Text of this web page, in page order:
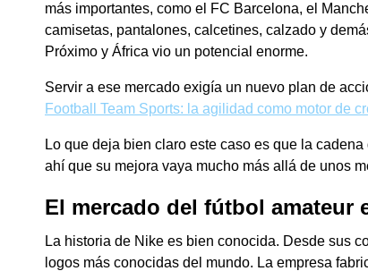
más importantes, como el FC Barcelona, el
camisetas, pantalones, calcetines, calzado y
Próximo y África vio un potencial enorme.
Servir a ese mercado exigía un nuevo plan de
Football Team Sports: la agilidad como motor de
Lo que deja bien claro este caso es que la
ahí que su mejora vaya mucho más allá de unos
El mercado del fútbol amateur
La historia de Nike es bien conocida. Desde sus
logos más conocidas del mundo. La empresa